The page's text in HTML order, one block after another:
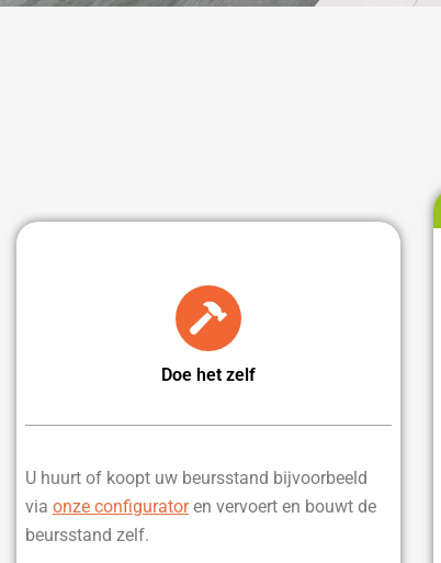
Doe het zelf
U huurt of koopt uw beursstand bijvoorbeeld
via onze configuratoren vervoert en bouwt de
beursstand zelf.